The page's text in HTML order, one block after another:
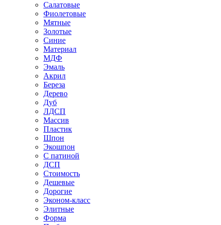
Салатовые
Фиолетовые
Мятные
Золотые
Синие
Материал
МДФ
Эмаль
Акрил
Береза
Дерево
Дуб
ЛДСП
Массив
Пластик
Шпон
Экошпон
С патиной
ДСП
Стоимость
Дешевые
Дорогие
Эконом-класс
Элитные
Форма